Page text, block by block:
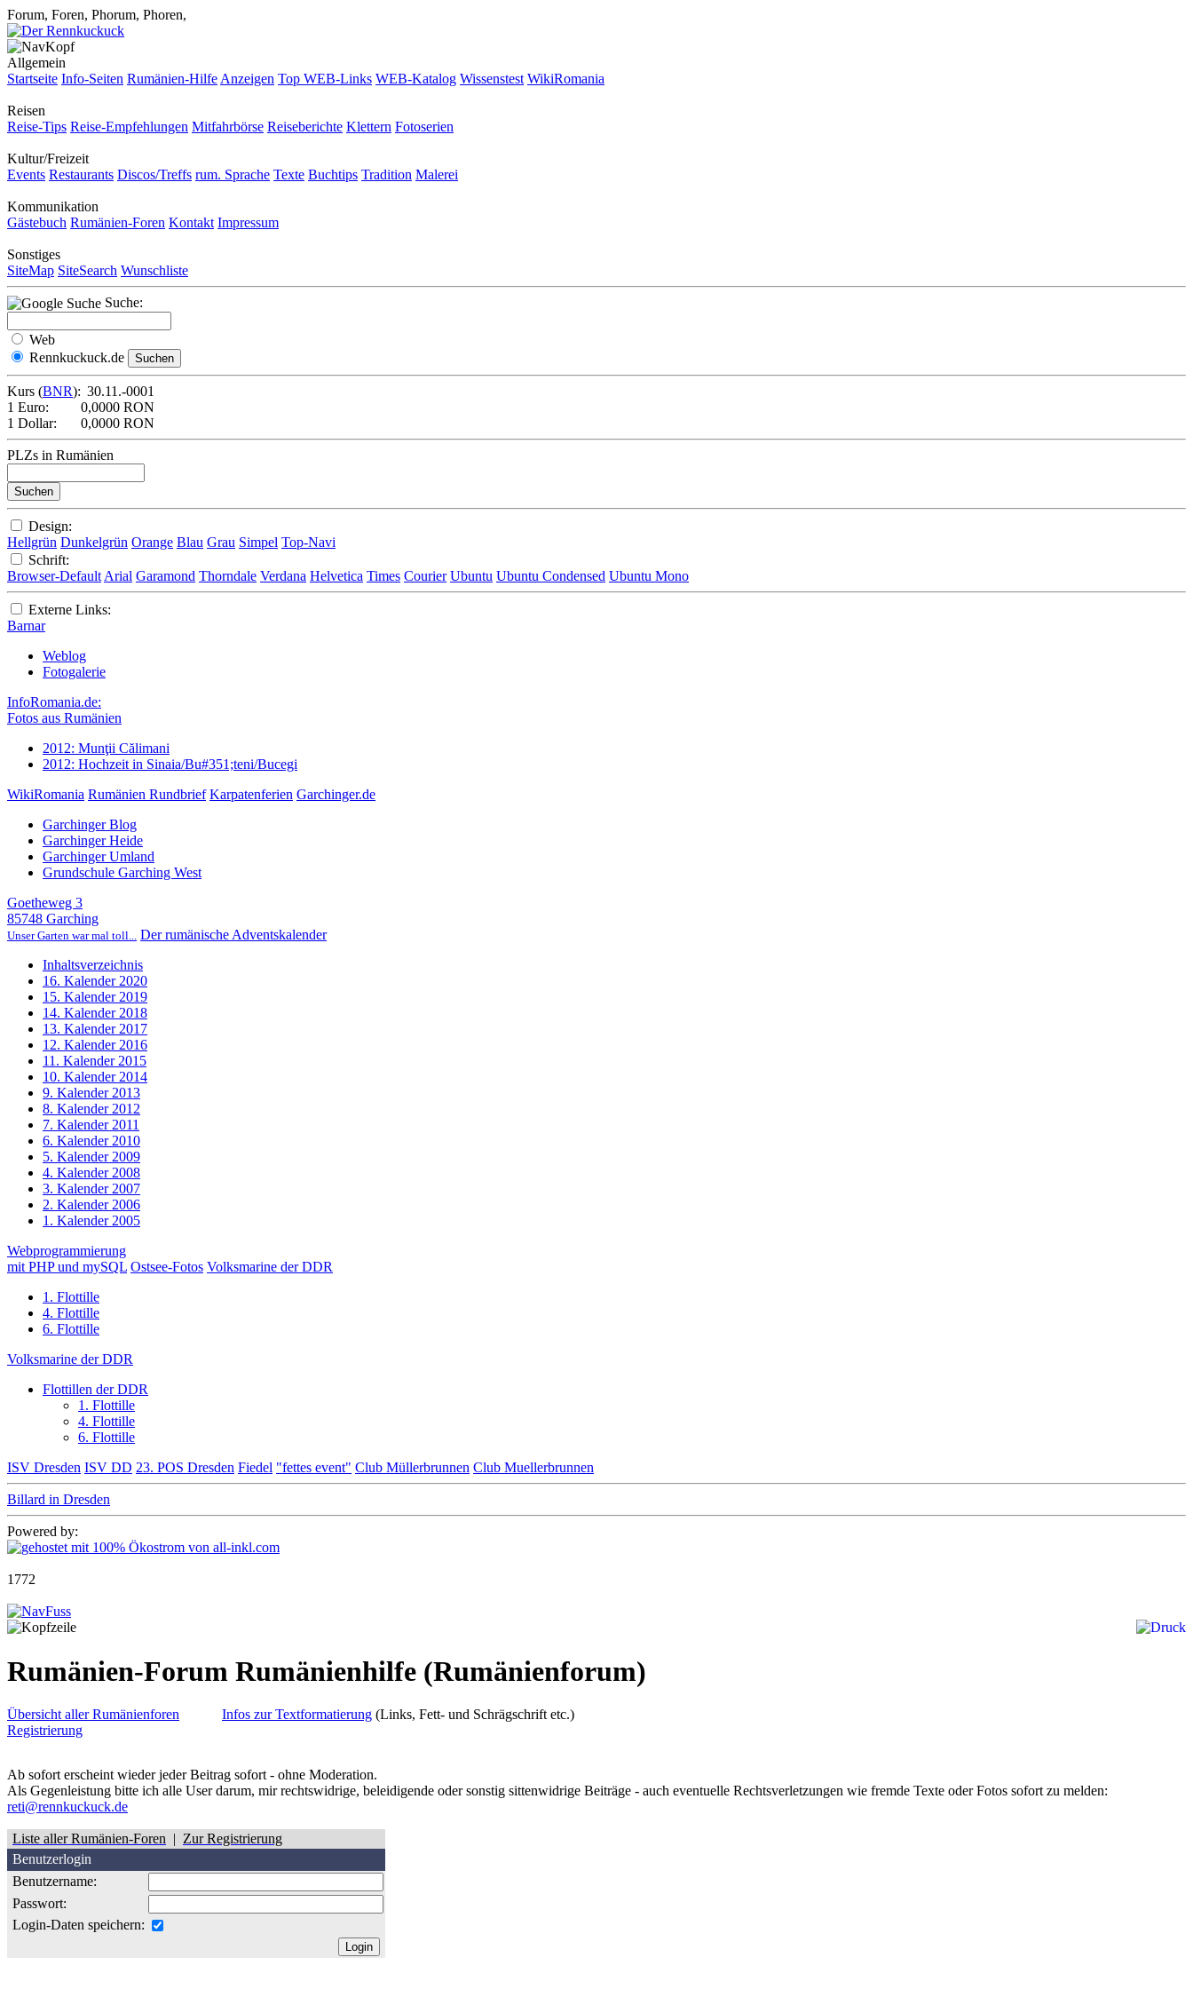
Forum, Foren, Phorum, Phoren,
Allgemein
Startseite Info-Seiten Rumänien-Hilfe Anzeigen Top WEB-Links WEB-Katalog Wissenstest WikiRomania
Reisen
Reise-Tips Reise-Empfehlungen Mitfahrbörse Reiseberichte Klettern Fotoserien
Kultur/Freizeit
Events Restaurants Discos/Treffs rum. Sprache Texte Buchtips Tradition Malerei
Kommunikation
Gästebuch Rumänien-Foren Kontakt Impressum
Sonstiges
SiteMap SiteSearch Wunschliste
Suche:
Web
Rennkuckuck.de
Kurs (BNR): 30.11.-0001
1 Euro:
0,0000 RON
1 Dollar:
0,0000 RON
PLZs in Rumänien
Design:
Hellgrün Dunkelgrün Orange Blau Grau Simpel Top-Navi
Schrift:
Browser-Default Arial Garamond Thorndale Verdana Helvetica Times Courier Ubuntu Ubuntu Condensed Ubuntu Mono
Externe Links:
Barnar
Weblog
Fotogalerie
InfoRomania.de:
Fotos aus Rumänien
2012: Munţii Călimani
2012: Hochzeit in Sinaia/Bu#351;teni/Bucegi
WikiRomania Rumänien Rundbrief Karpatenferien Garchinger.de
Garchinger Blog
Garchinger Heide
Garchinger Umland
Grundschule Garching West
Goetheweg 3
85748 Garching
Unser Garten war mal toll... Der rumänische Adventskalender
Inhaltsverzeichnis
16. Kalender 2020
15. Kalender 2019
14. Kalender 2018
13. Kalender 2017
12. Kalender 2016
11. Kalender 2015
10. Kalender 2014
9. Kalender 2013
8. Kalender 2012
7. Kalender 2011
6. Kalender 2010
5. Kalender 2009
4. Kalender 2008
3. Kalender 2007
2. Kalender 2006
1. Kalender 2005
Webprogrammierung
mit PHP und mySQL Ostsee-Fotos Volksmarine der DDR
1. Flottille
4. Flottille
6. Flottille
Volksmarine der DDR
Flottillen der DDR
1. Flottille
4. Flottille
6. Flottille
ISV Dresden ISV DD 23. POS Dresden Fiedel "fettes event" Club Müllerbrunnen Club Muellerbrunnen
Billard in Dresden
Powered by:
1772
Rumänien-Forum Rumänienhilfe (Rumänienforum)
Übersicht aller Rumänienforen
Registrierung
Infos zur Textformatierung (Links, Fett- und Schrägschrift etc.)
Ab sofort erscheint wieder jeder Beitrag sofort - ohne Moderation.
Als Gegenleistung bitte ich alle User darum, mir rechtswidrige, beleidigende oder sonstig sittenwidrige Beiträge - auch eventuelle Rechtsverletzungen wie fremde Texte oder Fotos sofort zu melden:
reti@rennkuckuck.de
Liste aller Rumänien-Foren | Zur Registrierung
Benutzerlogin
Benutzername:
Passwort:
Login-Daten speichern: